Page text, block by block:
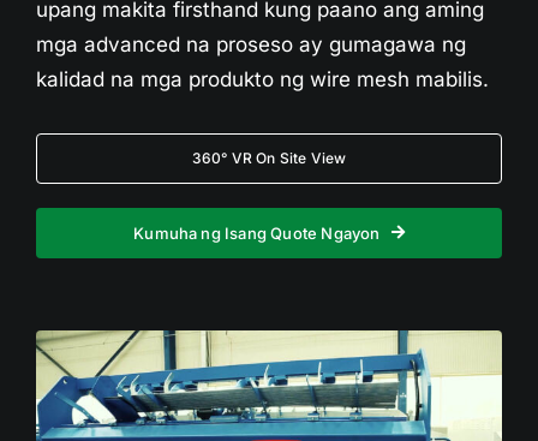
upang makita firsthand kung paano ang aming
mga advanced na proseso ay gumagawa ng
kalidad na mga produkto ng wire mesh mabilis.
360° VR On Site View
Kumuha ng Isang Quote Ngayon